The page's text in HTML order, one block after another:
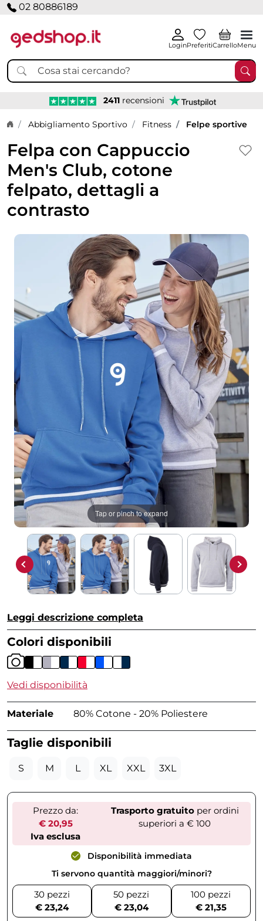
02 80886189
LoginPreferitiCarrelloMenu
2411 recensioni
Home page
Abbigliamento Sportivo Fitness Felpe sportive
Felpa con Cappuccio
Men's Club, cotone
felpato, dettagli a
contrasto
Tap or pinch to expand
Leggi descrizione completa
Colori disponibili
Vedi disponibilità
Materiale 80% Cotone - 20% Poliestere
Taglie disponibili
S M L XL XXL 3XL
Prezzo da:
€ 20,95
Iva esclusa
Trasporto gratuitoper ordini
superiori a € 100
Disponibilità immediata
Ti servono quantità maggiori/minori?
30 pezzi
€ 23,24
50 pezzi
€ 23,04
100 pezzi
€ 21,35